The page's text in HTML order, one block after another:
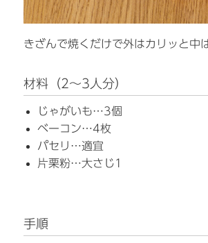
きざんで焼くだけで外はカリッと中
材料（2〜3人分）
じゃがいも…3個
ベーコン…4枚
パセリ…適宜
片栗粉…大さじ1
手順